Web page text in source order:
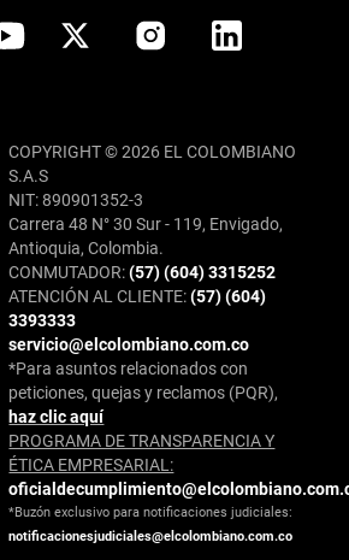
COPYRIGHT © 2026 EL COLOMBIANO
S.A.S
NIT: 890901352-3
Carrera 48 N° 30 Sur - 119, Envigado,
Antioquia, Colombia.
CONMUTADOR:(57) (604) 3315252
ATENCIÓN AL CLIENTE:(57) (604)
3393333
servicio@elcolombiano.com.co
*Para asuntos relacionados con
peticiones, quejas y reclamos (PQR),
haz clic aquí
PROGRAMA DE TRANSPARENCIA Y
ÉTICA EMPRESARIAL:
*Buzón exclusivo para notificaciones judiciales:
notificacionesjudiciales@elcolombiano.com.co